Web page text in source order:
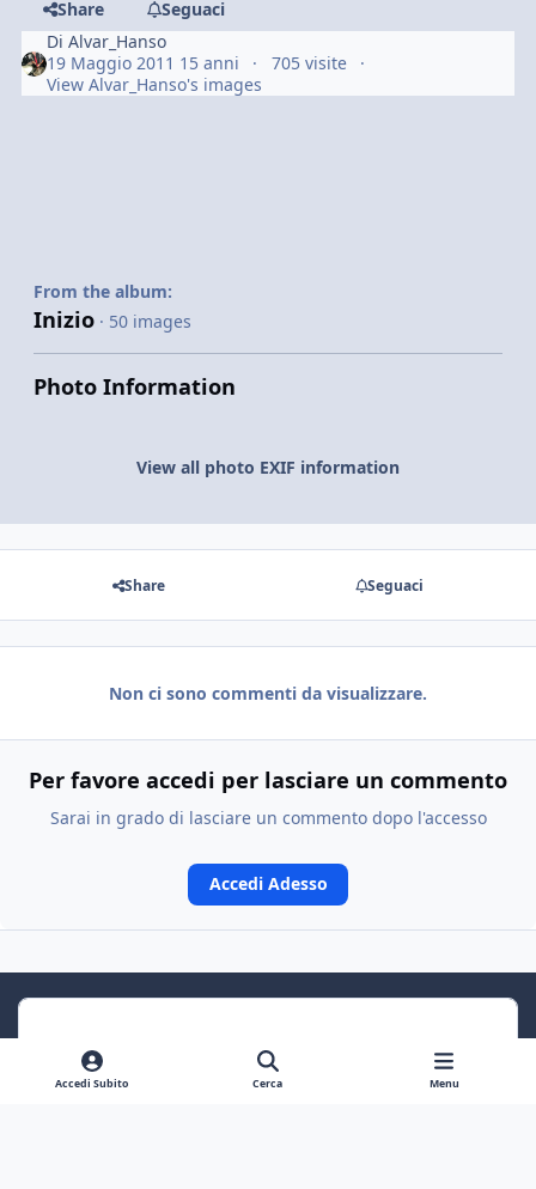
Share
Seguaci
DiAlvar_Hanso
19 Maggio 2011 15 anni
705 visite
View Alvar_Hanso's images
From the album:
Inizio · 50 images
Photo Information
View all photo EXIF information
Share Seguaci
Non ci sono commenti da visualizzare.
Per favore accedi per lasciare un commento
Sarai in grado di lasciare un commento dopo l'accesso
Accedi Adesso
Accedi Subito Cerca Menu